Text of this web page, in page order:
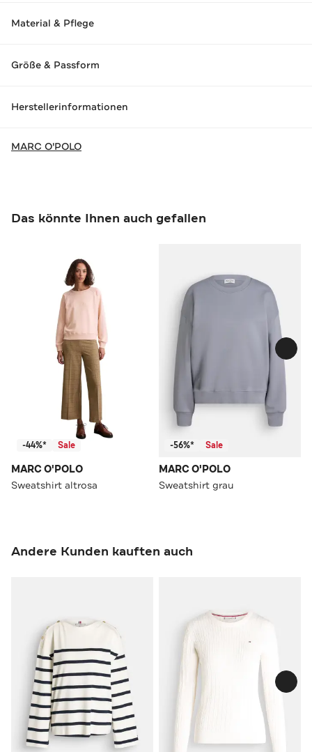
Material & Pflege
Größe & Passform
Herstellerinformationen
MARC O'POLO
Das könnte Ihnen auch gefallen
-44%* Sale
MARC O'POLO
Sweatshirt altrosa
-56%* Sale
MARC O'POLO
Sweatshirt grau
Andere Kunden kauften auch